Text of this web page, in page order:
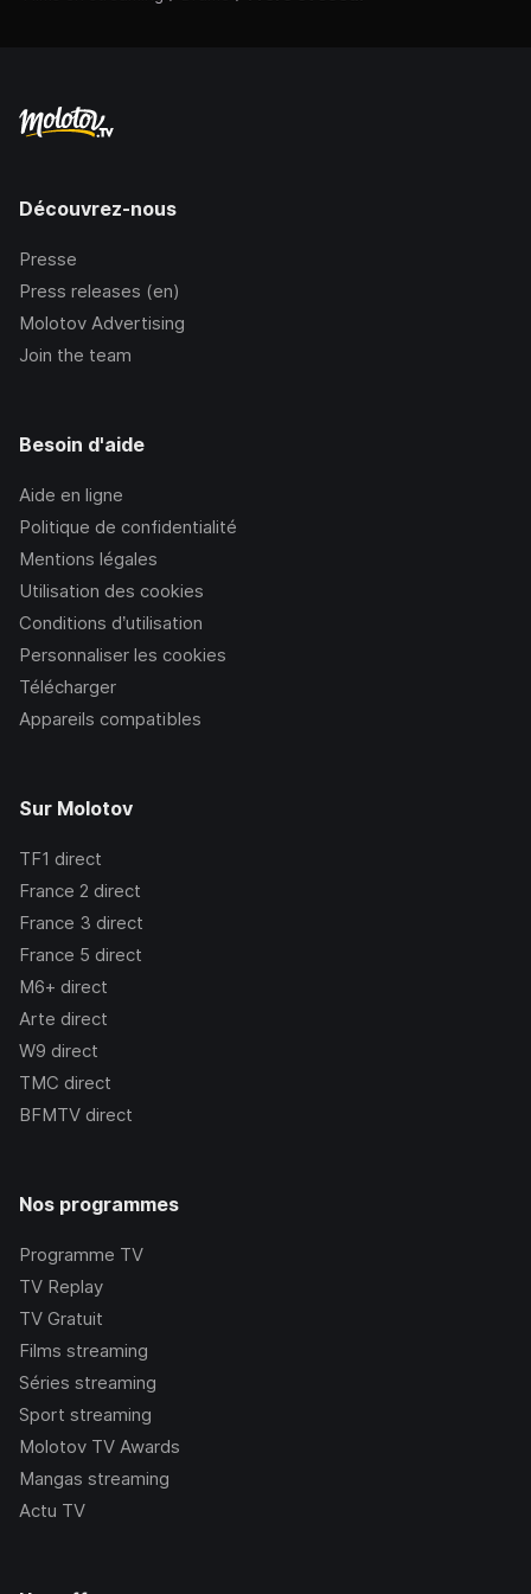
Découvrez-nous
Presse
Press releases (en)
Molotov Advertising
Join the team
Besoin d'aide
Aide en ligne
Politique de confidentialité
Mentions légales
Utilisation des cookies
Conditions d’utilisation
Personnaliser les cookies
Télécharger
Appareils compatibles
Sur Molotov
TF1 direct
France 2 direct
France 3 direct
France 5 direct
M6+ direct
Arte direct
W9 direct
TMC direct
BFMTV direct
Nos programmes
Programme TV
TV Replay
TV Gratuit
Films streaming
Séries streaming
Sport streaming
Molotov TV Awards
Mangas streaming
Actu TV